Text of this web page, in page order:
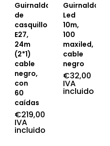
Guirnalda
de
casquillos
E27,
24m
(2*1)
cable
negro,
con
60
caídas
€219,00
IVA
incluido
Guirnalda
Led
10m,
100
maxiled,
cable
negro
€32,00
IVA
incluido